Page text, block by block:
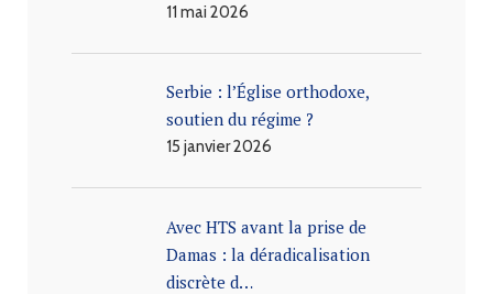
11 mai 2026
Serbie : l’Église orthodoxe,
soutien du régime ?
15 janvier 2026
Avec HTS avant la prise de
Damas : la déradicalisation
discrète d…